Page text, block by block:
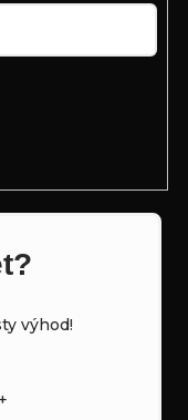
výhod!